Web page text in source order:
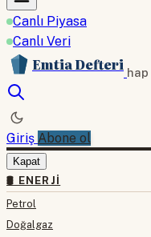
Canlı Piyasa
Canlı Veri
Emtia Defteri
Giriş Abone ol
Kapat
🛢 ENERJI
Petrol
Doğalgaz